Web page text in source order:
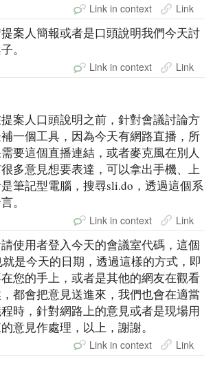
Link in context Link
案人簡報或者是口頭說明我們今天討
。
Link in context Link
案人口頭說明之前，針對會議討論方
一個工具，因為今天有網路直播，所
要這個直播連結，或者麥克風在別人
多意見想要表達，可以拿出手機、上
筆記型電腦，搜尋sli.do，透過這個系
。
Link in context Link
使用者登入今天的會議室代碼，這個
是今天的日期，透過這樣的方式，即
您的手上，或者是其他的網友在觀看
都會把意見送進來，我們也會在適當
時，針對網路上的意見或者是現場用
意見作處理，以上，謝謝。
Link in context Link